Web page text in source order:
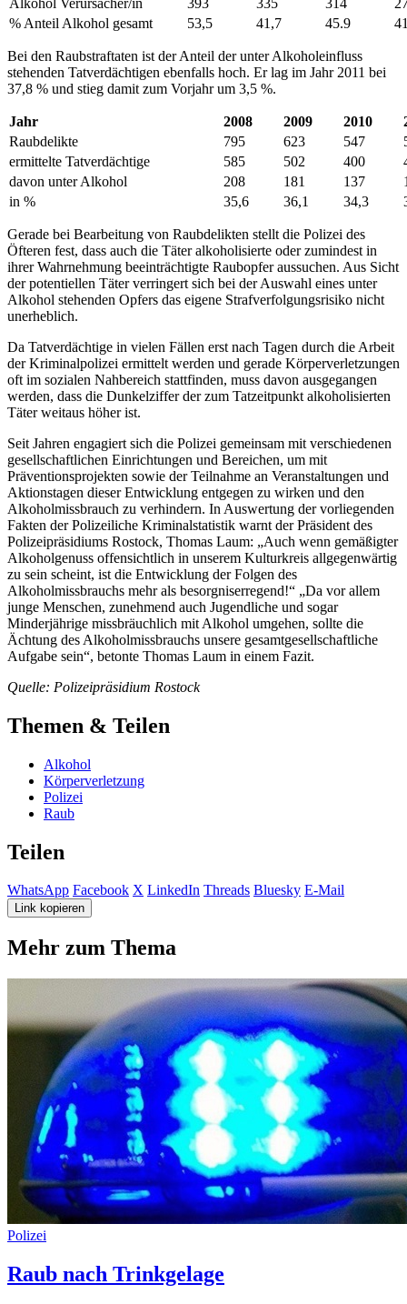
% Anteil Alkohol gesamt
53,5 41,7 45.9
Bei den Raubstraftaten ist der Anteil der unter Alkoholeinfluss
stehenden Tatverdächtigen ebenfalls hoch. Er lag im Jahr 2011 bei
37,8 % und stieg damit zum Vorjahr um 3,5 %.
Jahr 2008 2009 2010
Raubdelikte
795 623 547
ermittelte Tatverdächtige
585 502 400
davon unter Alkohol
208 181 137
in %
35,6 36,1 34,3
Gerade bei Bearbeitung von Raubdelikten stellt die Polizei des
Öfteren fest, dass auch die Täter alkoholisierte oder zumindest in
ihrer Wahrnehmung beeinträchtigte Raubopfer aussuchen. Aus Sicht
der potentiellen Täter verringert sich bei der Auswahl eines unter
Alkohol stehenden Opfers das eigene Strafverfolgungsrisiko nicht
unerheblich.
Da Tatverdächtige in vielen Fällen erst nach Tagen durch die Arbeit
der Kriminalpolizei ermittelt werden und gerade Körperverletzungen
oft im sozialen Nahbereich stattfinden, muss davon ausgegangen
werden, dass die Dunkelziffer der zum Tatzeitpunkt alkoholisierten
Täter weitaus höher ist.
Seit Jahren engagiert sich die Polizei gemeinsam mit verschiedenen
gesellschaftlichen Einrichtungen und Bereichen, um mit
Präventionsprojekten sowie der Teilnahme an Veranstaltungen und
Aktionstagen dieser Entwicklung entgegen zu wirken und den
Alkoholmissbrauch zu verhindern. In Auswertung der vorliegenden
Fakten der Polizeiliche Kriminalstatistik warnt der Präsident des
Polizeipräsidiums Rostock, Thomas Laum: „Auch wenn gemäßigter
Alkoholgenuss offensichtlich in unserem Kulturkreis allgegenwärtig
zu sein scheint, ist die Entwicklung der Folgen des
Alkoholmissbrauchs mehr als besorgniserregend!“ „Da vor allem
junge Menschen, zunehmend auch Jugendliche und sogar
Minderjährige missbräuchlich mit Alkohol umgehen, sollte die
Ächtung des Alkoholmissbrauchs unsere gesamtgesellschaftliche
Aufgabe sein“, betonte Thomas Laum in einem Fazit.
Quelle: Polizeipräsidium Rostock
Themen & Teilen
Alkohol
Körperverletzung
Polizei
Raub
Teilen
WhatsApp Facebook X LinkedIn Threads Bluesky E-Mail
Link kopieren
Mehr zum Thema
Polizei
Raub nach Trinkgelage